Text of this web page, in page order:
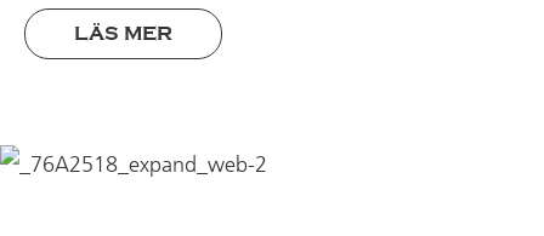
LÄS MER